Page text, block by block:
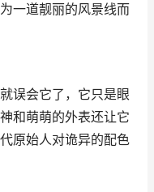
一道靓丽的风景线而
误会它了，它只是眼
和萌萌的外表还让它
原始人对诡异的配色